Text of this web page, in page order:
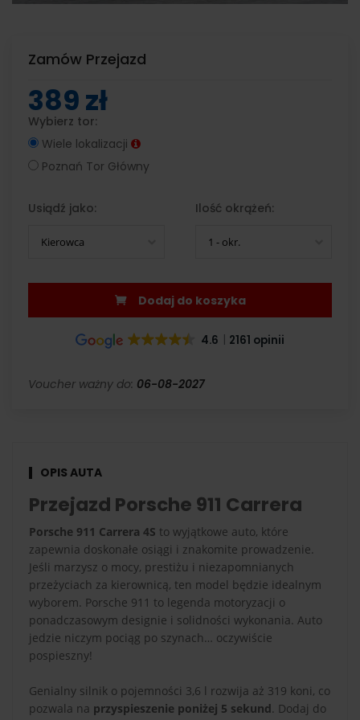
Zamów Przejazd
389 zł
Wybierz tor:
Wiele lokalizacji
Poznań Tor Główny
Usiądź jako:
Kierowca
Ilość okrążeń:
1 - okr.
Dodaj do koszyka
4.6 2161 opinii
Voucher ważny do: 06-08-2027
OPIS AUTA
Przejazd Porsche 911 Carrera
Porsche 911 Carrera 4S to wyjątkowe auto, które
zapewnia doskonałe osiągi i znakomite prowadzenie.
Jeśli marzysz o mocy, prestiżu i niezapomnianych
przeżyciach za kierownicą, ten model będzie idealnym
wyborem. Porsche 911 to legenda motoryzacji o
ponadczasowym designie i solidności wykonania. Auto
jedzie niczym pociąg po szynach… oczywiście
pospieszny!
Genialny silnik o pojemności 3,6 l rozwija aż 319 koni, co
pozwala na przyspieszenie poniżej 5 sekund. Dodaj do